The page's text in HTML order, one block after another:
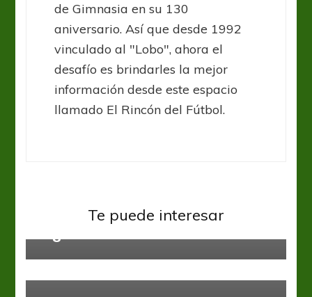
de Gimnasia en su 130
aniversario. Así que desde 1992
vinculado al "Lobo", ahora el
desafío es brindarles la mejor
información desde este espacio
llamado El Rincón del Fútbol.
Te puede interesar
Federal B 2017 para Copa
Argentina 2018